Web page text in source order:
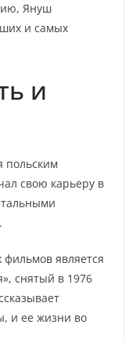
Януш
и самых
и
свою карьеру в
является
снятый в 1976
и ее жизни во